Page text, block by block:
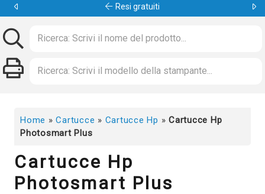
Garanzia 24 mesi
Home »Cartucce » Cartucce Hp » Cartucce Hp
Photosmart Plus
Cartucce Hp
Photosmart Plus